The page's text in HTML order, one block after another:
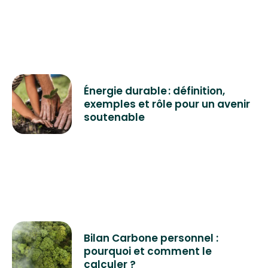
Énergie durable : définition,
exemples et rôle pour un avenir
soutenable
Bilan Carbone personnel :
pourquoi et comment le
calculer ?